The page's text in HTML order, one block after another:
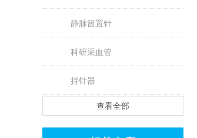
静脉留置针
科研采血管
持针器
查看全部